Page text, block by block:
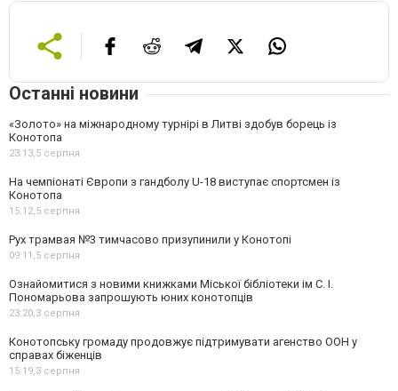
Останні новини
«Золото» на міжнародному турнірі в Литві здобув борець із
Конотопа
23:13,5 серпня
На чемпіонаті Європи з гандболу U-18 виступає спортсмен із
Конотопа
15:12,5 серпня
Рух трамвая №3 тимчасово призупинили у Конотопі
09:11,5 серпня
Ознайомитися з новими книжками Міської бібліотеки ім С. І.
Пономарьова запрошують юних конотопців
23:20,3 серпня
Конотопську громаду продовжує підтримувати агенство ООН у
справах біженців
15:19,3 серпня